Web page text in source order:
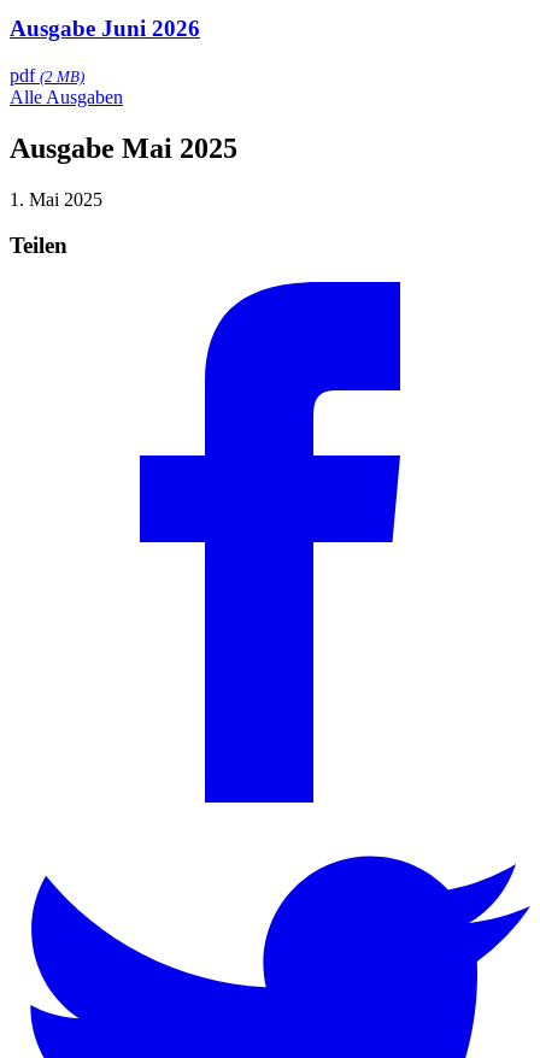
Ausgabe Juni 2026
pdf (2 MB)
Alle Ausgaben
Ausgabe Mai 2025
1. Mai 2025
Teilen